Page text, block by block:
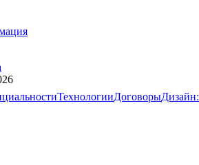
ТехнологииДоговорыДизайн: